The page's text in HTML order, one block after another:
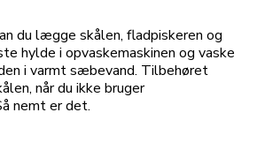
du lægge skålen, fladpiskeren og
hylde i opvaskemaskinen og vaske
i varmt sæbevand. Tilbehøret
når du ikke bruger
nemt er det.